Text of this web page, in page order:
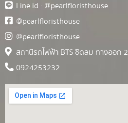
Line id : @pearlfloristhouse
@pearlfloristhouse
@pearlfloristhouse
สถานีรถไฟฟ้า BTS ชิดลม ทางออก 2
0924253232